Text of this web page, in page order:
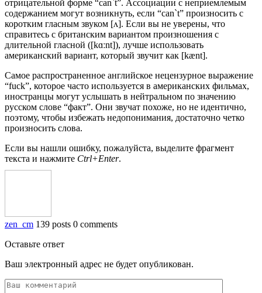
отрицательной форме “can`t”. Ассоциации с неприемлемым
содержанием могут возникнуть, если “can`t” произносить с
коротким гласным звуком [ʌ]. Если вы не уверены, что
справитесь с британским вариантом произношения с
длительной гласной ([kɑːnt]), лучше использовать
американский вариант, который звучит как [kænt].
Самое распространенное английское нецензурное выражение
“fuck”, которое часто используется в американских фильмах,
иностранцы могут услышать в нейтральном по значению
русском слове “факт”. Они звучат похоже, но не идентично,
поэтому, чтобы избежать недопонимания, достаточно четко
произносить слова.
Если вы нашли ошибку, пожалуйста, выделите фрагмент
текста и нажмите Ctrl+Enter.
zen_cm 139 posts 0 comments
Оставьте ответ
Ваш электронный адрес не будет опубликован.